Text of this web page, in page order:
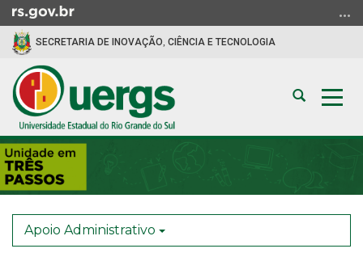
para
conteúdo
para
menu
Ir
para
busca
SECRETARIA DE INOVAÇÃO, CIÊNCIA E TECNOLOGIA
Abrir
busca
Início
do
conteúdo
Apoio Administrativo